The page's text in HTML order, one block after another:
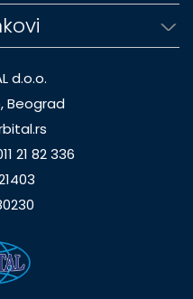
d.o.o.
Beograd
21 82 336